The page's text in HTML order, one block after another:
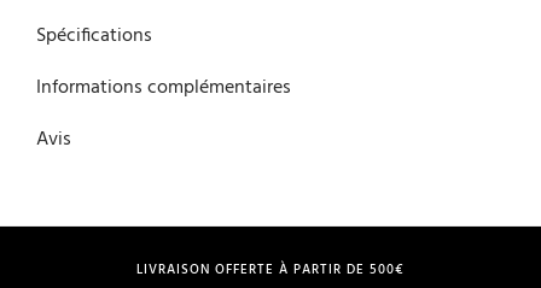
Spécifications
Informations complémentaires
Avis
LIVRAISON OFFERTE À PARTIR DE 500€